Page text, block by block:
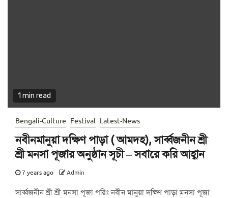
1 min read
Bengali-Culture Festival Latest-News
নবীনমানুয়া দক্ষিণ পাড়া ( আমদহ), সার্ব্বজনীন শ্রী
শ্রী মনসা পূজার অনুষ্ঠান সূচী – সবারে করি আহ্বান
7 years ago Admin
সার্ব্বজনীন শ্রী শ্রী মনসা পূজা পরিঃ নবীন মানুয়া দক্ষিণ পাড়া মনসা পূজা